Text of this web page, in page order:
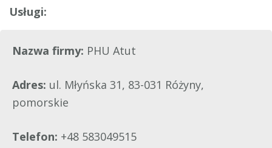
Nazwa firmy: PHU Atut
Adres: ul. Młyńska 31, 83-031 Różyny,
pomorskie
Telefon: +48 583049515